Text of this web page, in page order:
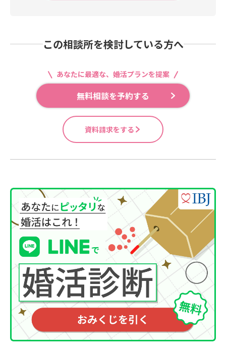
この相談所を検討している方へ
あなたに最適な、婚活プランを提案
無料相談を予約する
資料請求をする